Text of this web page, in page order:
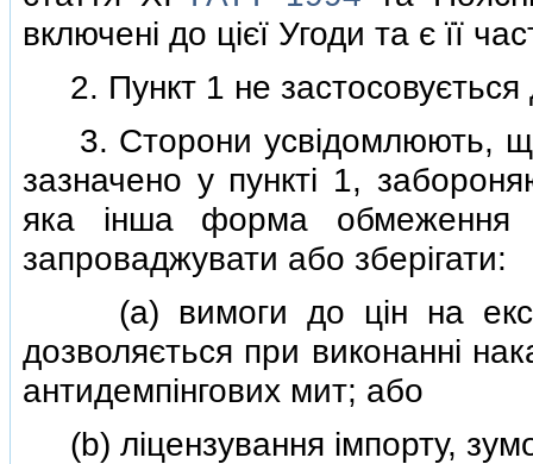
включенi до цiєї Угоди та є її
2. Пункт 1 не застосовується
3. Сторони усвiдомлюють,
зазначено у пунктi 1,
яка iнша форма обмеження
запроваджувати або зберiгати:
(a) вимоги до цiн на
дозволяється при виконаннi
антидемпiнгових мит; або
(b) лiцензування iмпорту,